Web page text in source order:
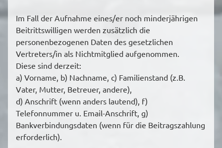
Im Fall der Aufnahme eines/er noch minderjährigen
Beitrittswilligen werden zusätzlich die
personenbezogenen Daten des gesetzlichen
Vertreters/in als Nichtmitglied aufgenommen.
Diese sind derzeit:
a) Vorname, b) Nachname, c) Familienstand (z.B.
Vater, Mutter, Betreuer, andere),
d) Anschrift (wenn anders lautend), f)
Telefonnummer u. Email-Anschrift, g)
Bankverbindungsdaten (wenn für die Beitragszahlung
erforderlich).